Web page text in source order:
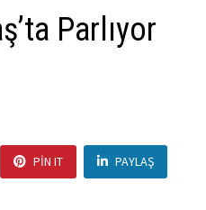
Parlıyor
PIN IT PAYLAŞ